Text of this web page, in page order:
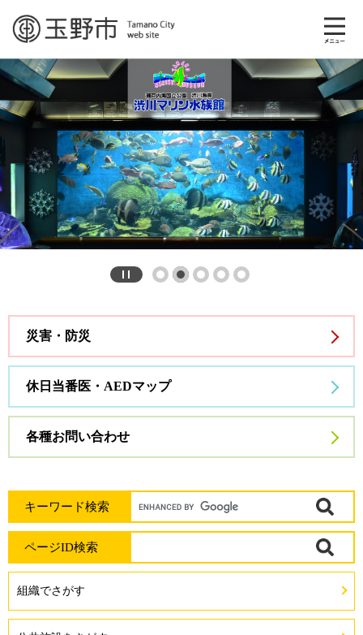
ー
の
先
で
ニ
ー
を
ば
て
本
文
へ
玉
野
市
公
式
ウ
ェ
サ
イ
ト
文
災害・防災
休日当番医・AEDマップ
各種お問い合わせ
キーワード検索
Google
カ
タ
検
ページID検索
ー
ID
組織でさがす